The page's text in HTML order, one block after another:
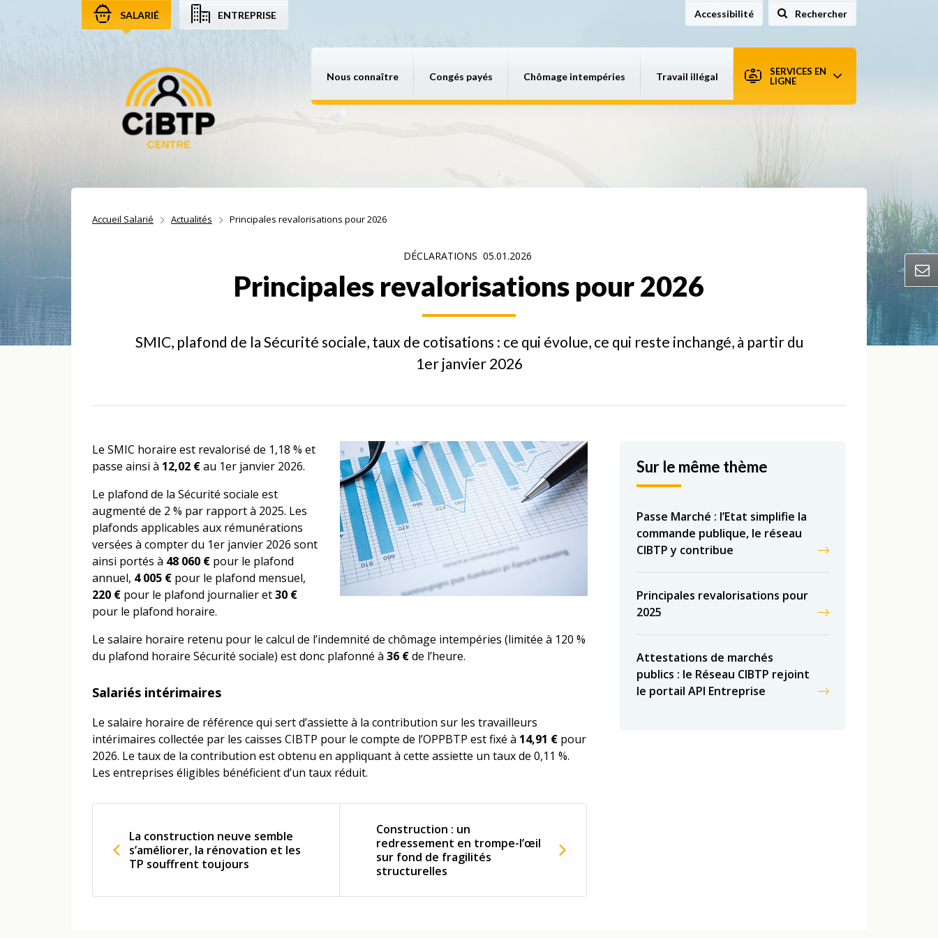
Aller au contenu
Aller à la recherche
Aller à la navigation
SALARIÉ ENTREPRISE Accessibilité Rechercher
Nous connaître Congés payés Chômage intempéries Travail illégal
SERVICES EN
LIGNE
Accueil Salarié Actualités Principales revalorisations pour 2026
DÉCLARATIONS 05.01.2026
Principales revalorisations pour 2026
SMIC, plafond de la Sécurité sociale, taux de cotisations : ce qui évolue, ce qui reste inchangé, à partir du
1er janvier 2026
Le SMIC horaire est revalorisé de 1,18 % et
passe ainsi à 12,02 €au 1er janvier 2026.
Le plafond de la Sécurité sociale est
augmenté de 2 % par rapport à 2025. Les
plafonds applicables aux rémunérations
versées à compter du 1er janvier 2026 sont
ainsi portés à 48 060 € pour le plafond
annuel, 4 005 € pour le plafond mensuel,
220 € pour le plafond journalier et30 €
pour le plafond horaire.
Le salaire horaire retenu pour le calcul de l’indemnité de chômage intempéries (limitée à 120 %
du plafond horaire Sécurité sociale) est donc plafonné à 36 €de l’heure.
Salariés intérimaires
Le salaire horaire de référence qui sert d’assiette à la contribution sur les travailleurs
intérimaires collectée par les caisses CIBTP pour le compte de l’OPPBTP est fixé à 14,91 € pour
2026. Le taux de la contribution est obtenu en appliquant à cette assiette un taux de 0,11 %.
Les entreprises éligibles bénéficient d’un taux réduit.
La construction neuve semble
s’améliorer, la rénovation et les
TP souffrent toujours
Construction : un
redressement en trompe-l’œil
sur fond de fragilités
structurelles
Sur le même thème
Passe Marché : l’Etat simplifie la
commande publique, le réseau
CIBTP y contribue
Principales revalorisations pour
2025
Attestations de marchés
publics : le Réseau CIBTP rejoint
le portail API Entreprise